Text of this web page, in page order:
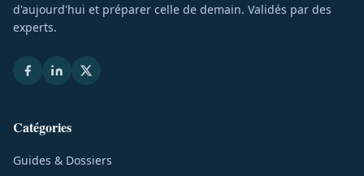
d'aujourd'hui et préparer celle de demain. Validés par des
experts.
Catégories
Guides & Dossiers